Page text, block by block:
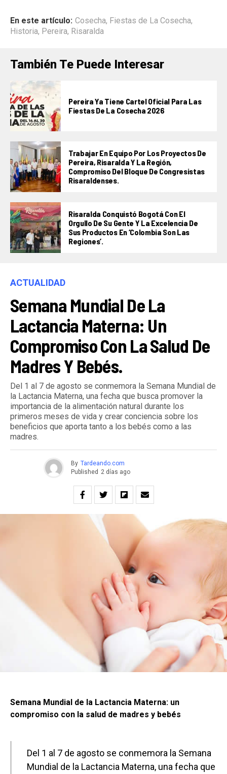
En este artículo: Cosecha, Fiestas de La Cosecha,
Historia, Pereira, Risaralda
También Te Puede Interesar
Pereira Ya Tiene Cartel Oficial Para Las
Fiestas De La Cosecha 2026
Trabajar En Equipo Por Los Proyectos De
Pereira, Risaralda Y La Región,
Compromiso Del Bloque De Congresistas
Risaraldenses.
Risaralda Conquistó Bogotá Con El
Orgullo De Su Gente Y La Excelencia De
Sus Productos En ‘Colombia Son Las
Regiones’.
ACTUALIDAD
Semana Mundial De La
Lactancia Materna: Un
Compromiso Con La Salud De
Madres Y Bebés.
Del 1 al 7 de agosto se conmemora la Semana Mundial de
la Lactancia Materna, una fecha que busca promover la
importancia de la alimentación natural durante los
primeros meses de vida y crear conciencia sobre los
beneficios que aporta tanto a los bebés como a las
madres.
By Tardeando.com
Published 2 días ago
Semana Mundial de la Lactancia Materna: un
compromiso con la salud de madres y bebés
Del 1 al 7 de agosto se conmemora la Semana
Mundial de la Lactancia Materna, una fecha que